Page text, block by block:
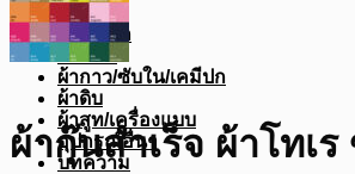
หน้าหลัก
ผ้าสีพื้น
ผ้ากาว/ซับใน/เคมีปก
ผ้าดิบ
ผ้าสูท/เครื่องแบบ
อุปกรณ์อื่นๆ
บทความ
ผ้ากุ๊นสำเร็จ ผ้าโทเ